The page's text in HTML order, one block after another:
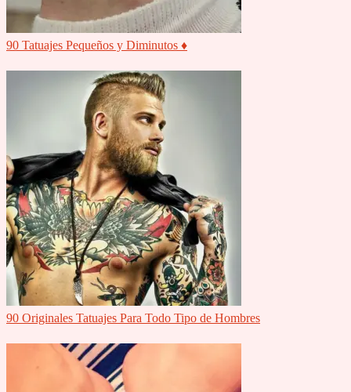
90 Tatuajes Pequeños y Diminutos ♦
90 Originales Tatuajes Para Todo Tipo de Hombres